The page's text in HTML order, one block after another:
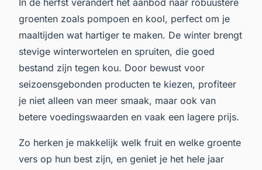
groenten zoals pompoen en kool, perfect om je
maaltijden wat hartiger te maken. De winter brengt
stevige winterwortelen en spruiten, die goed
bestand zijn tegen kou. Door bewust voor
seizoensgebonden producten te kiezen, profiteer
je niet alleen van meer smaak, maar ook van
betere voedingswaarden en vaak een lagere prijs.
Zo herken je makkelijk welk fruit en welke groente
vers op hun best zijn, en geniet je het hele jaar